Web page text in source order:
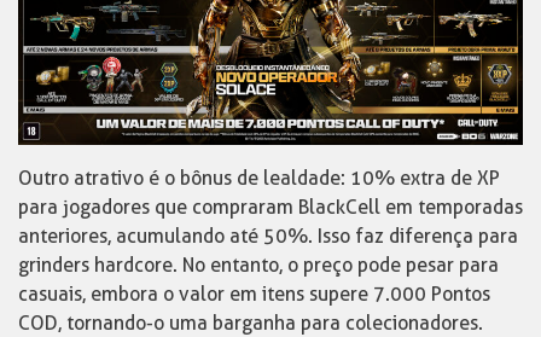
Outro atrativo é o bônus de lealdade: 10% extra de XP
para jogadores que compraram BlackCell em temporadas
anteriores, acumulando até 50%. Isso faz diferença para
grinders hardcore. No entanto, o preço pode pesar para
casuais, embora o valor em itens supere 7.000 Pontos
COD, tornando-o uma barganha para colecionadores.